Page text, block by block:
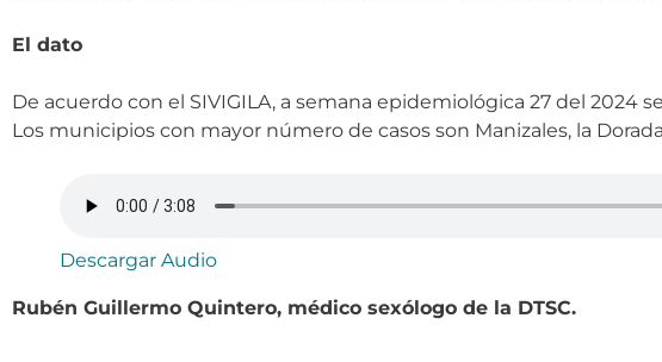
El dato
De acuerdo con el SIVIGILA, a semana epidemiológica 27 del
Los municipios con mayor número de casos son Manizales, la
Descargar Audio
Rubén Guillermo Quintero, médico sexólogo de la DTSC.